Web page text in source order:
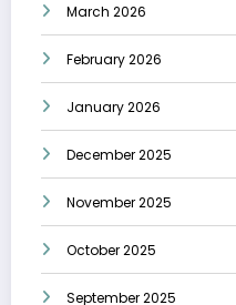
March 2026
February 2026
January 2026
December 2025
November 2025
October 2025
September 2025